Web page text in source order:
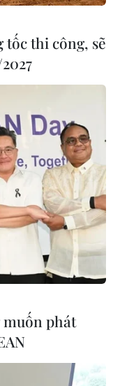
tốc thi công, sẽ
muốn phát